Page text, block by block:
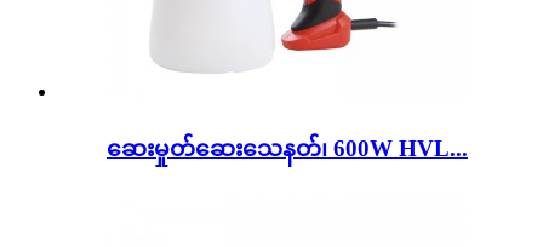
ဆေးမှုတ်ဆေးသေနတ်၊ 600W HVL...